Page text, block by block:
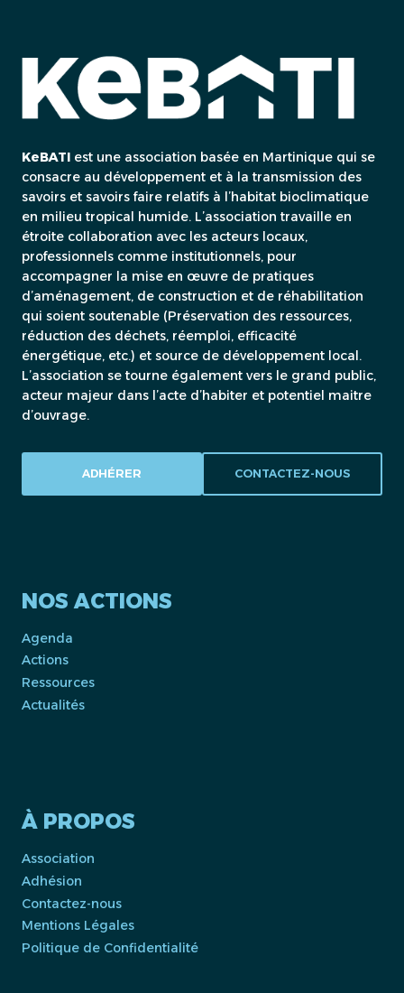
KeBATI est une association basée en Martinique qui se
consacre au développement et à la transmission des
savoirs et savoirs faire relatifs à l’habitat bioclimatique
en milieu tropical humide. L’association travaille en
étroite collaboration avec les acteurs locaux,
professionnels comme institutionnels, pour
accompagner la mise en œuvre de pratiques
d’aménagement, de construction et de réhabilitation
qui soient soutenable (Préservation des ressources,
réduction des déchets, réemploi, efficacité
énergétique, etc.) et source de développement local.
L’association se tourne également vers le grand public,
acteur majeur dans l’acte d’habiter et potentiel maitre
d’ouvrage.
ADHÉRER CONTACTEZ-NOUS
NOS ACTIONS
Agenda
Actions
Ressources
Actualités
À PROPOS
Association
Adhésion
Contactez-nous
Mentions Légales
Politique de Confidentialité